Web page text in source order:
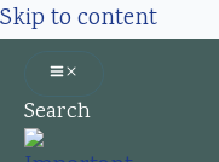
Skip to content
Search